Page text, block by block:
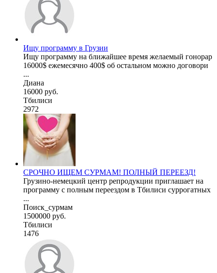
Ищу программу в Грузии
Ищу программу на ближайшее время желаемый гонорар
16000$ ежемесячно 400$ об остальном можно договори
...
Диана
16000 руб.
Тбилиси
2972
СРОЧНО ИЩЕМ СУРМАМ! ПОЛНЫЙ ПЕРЕЕЗД!
Грузино-немецкий центр репродукции приглашает на
программу с полным переездом в Тбилиси суррогатных
...
Поиск_сурмам
1500000 руб.
Тбилиси
1476